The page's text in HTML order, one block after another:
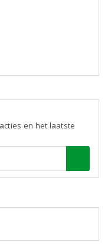
en het laatste